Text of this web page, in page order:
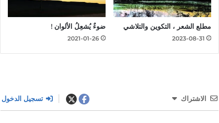
مطلع الشعر ، التكوين والتلاشي
2023-08-31
ضوءٌ يُشعِلُ الألوان !
2021-01-26
الاشتراك تسجيل الدخول